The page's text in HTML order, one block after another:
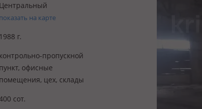
Центральный
показать на карте
1988 г.
контрольно-пропускной
пункт, офисные
помещения, цех, склады
coт.